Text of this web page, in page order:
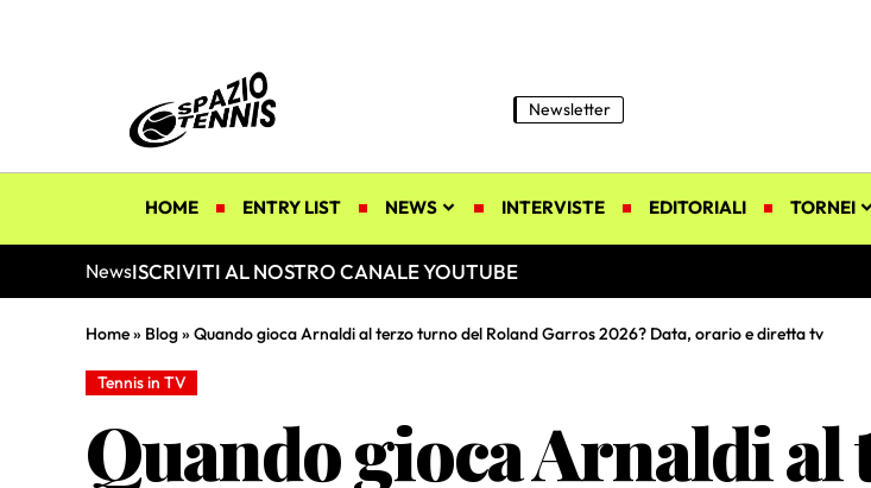
Newsletter
HOME ENTRY LIST NEWS INTERVISTE EDITORIALI TORNEI
NewsISCRIVITI AL NOSTRO CANALE YOUTUBE
Home» Blog» Quando gioca Arnaldi al terzo turno del Roland Garros 2026? Data, orario e diretta tv
Tennis in TV
Quando gioca Arnaldi al